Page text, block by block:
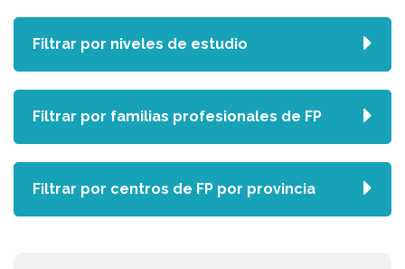
Filtrar por niveles de estudio
Filtrar por familias profesionales de FP
Filtrar por centros de FP por provincia